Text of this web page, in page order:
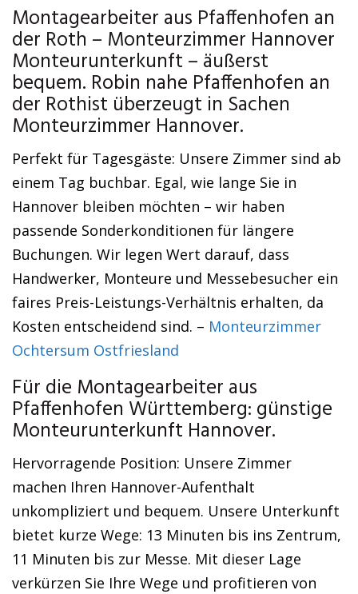
Montagearbeiter aus Pfaffenhofen an
der Roth – Monteurzimmer Hannover
Monteurunterkunft – äußerst
bequem. Robin nahe Pfaffenhofen an
der Rothist überzeugt in Sachen
Monteurzimmer Hannover.
Perfekt für Tagesgäste: Unsere Zimmer sind ab
einem Tag buchbar. Egal, wie lange Sie in
Hannover bleiben möchten – wir haben
passende Sonderkonditionen für längere
Buchungen. Wir legen Wert darauf, dass
Handwerker, Monteure und Messebesucher ein
faires Preis-Leistungs-Verhältnis erhalten, da
Kosten entscheidend sind. – Monteurzimmer
Ochtersum Ostfriesland
Für die Montagearbeiter aus
Pfaffenhofen Württemberg: günstige
Monteurunterkunft Hannover.
Hervorragende Position: Unsere Zimmer
machen Ihren Hannover-Aufenthalt
unkompliziert und bequem. Unsere Unterkunft
bietet kurze Wege: 13 Minuten bis ins Zentrum,
11 Minuten bis zur Messe. Mit dieser Lage
verkürzen Sie Ihre Wege und profitieren von